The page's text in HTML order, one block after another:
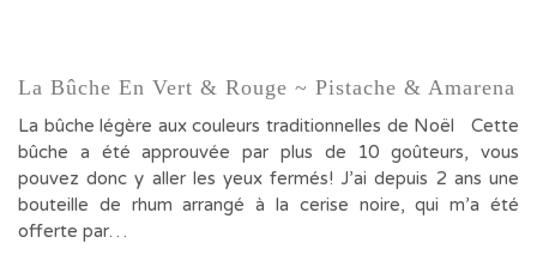
La Bûche En Vert & Rouge ~ Pistache & Amarena
La bûche légère aux couleurs traditionnelles de Noël Cette
bûche a été approuvée par plus de 10 goûteurs, vous
pouvez donc y aller les yeux fermés! J’ai depuis 2 ans une
bouteille de rhum arrangé à la cerise noire, qui m’a été
offerte par…